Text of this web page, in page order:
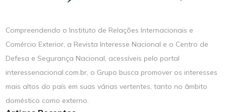
Compreendendo o Instituto de Relações Internacionais e
Comércio Exterior, a Revista Interesse Nacional e o Centro de
Defesa e Segurança Nacional, acessíveis pelo portal
interessenacional.com.br, o Grupo busca promover os interesses
mais altos do país em suas várias vertentes, tanto no âmbito
doméstico como externo.